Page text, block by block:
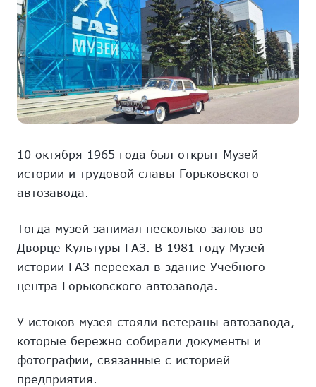
10 октября 1965 года был открыт Музей
истории и трудовой славы Горьковского
автозавода.
Тогда музей занимал несколько залов во
Дворце Культуры ГАЗ. В 1981 году Музей
истории ГАЗ переехал в здание Учебного
центра Горьковского автозавода.
У истоков музея стояли ветераны автозавода,
которые бережно собирали документы и
фотографии, связанные с историей
предприятия.